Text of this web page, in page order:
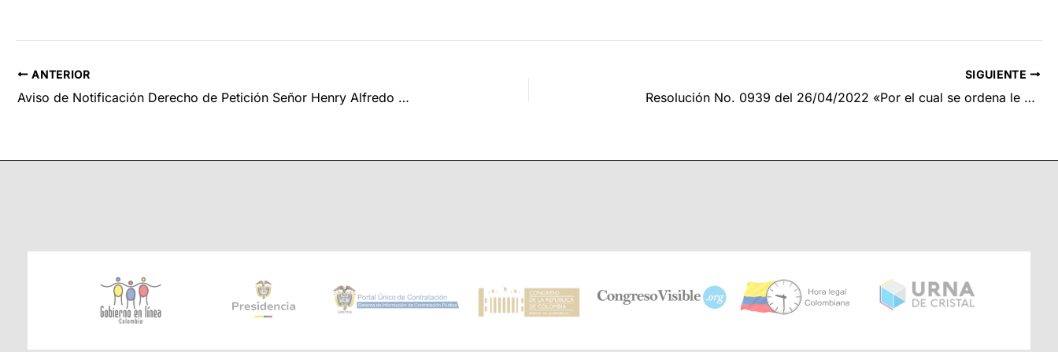
ANTERIOR
Aviso de Notificación Derecho de Petición Señor Henry Alfredo Bustos
SIGUIENTE
Resolución No. 0939 del 26/04/2022 «Por el cual se ordena le pago de honorarios pendientes de cancelar de conformidad con lo dispuesto en la resolución No. 2727 del 09 de diciembre de 2021»